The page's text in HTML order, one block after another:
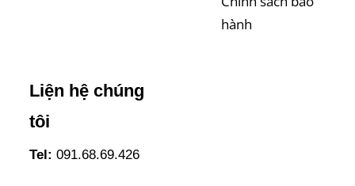
hành
Liện hệ chúng
tôi
Tel: 091.68.69.426